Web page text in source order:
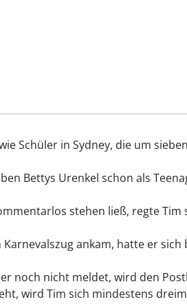
Schüler in Sydney, die um
Bettys Urenkel schon als
stehen ließ, regte
ankam, hatte er
noch nicht meldet, wird den
wird Tim sich mindestens